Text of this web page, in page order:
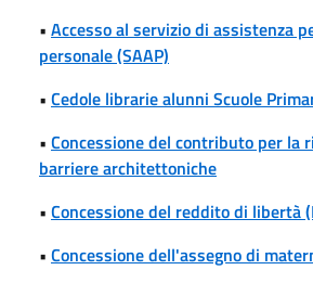
• Accesso al servizio di assistenza
personale (SAAP)
• Cedole librarie alunni Scuole
• Concessione del contributo per la
barriere architettoniche
• Concessione del reddito di libertà
• Concessione dell'assegno di